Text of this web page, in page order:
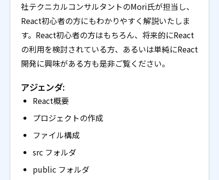
社テクニカルコンサルタントのMori氏が担当し、
React初心者の方にもわかりやすく解説いたしま
す。React初心者の方はもちろん、将来的にReact
の利用を検討されている方、あるいは単純にReact
開発に興味がある方も是非ご覧ください。
アジェンダ:
React概要
プロジェクトの作成
ファイル構成
src フォルダ
public フォルダ